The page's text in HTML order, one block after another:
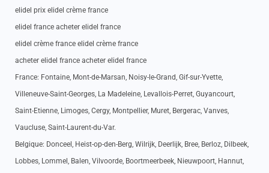
elidel prix elidel crème france
elidel france acheter elidel france
elidel crème france elidel crème france
acheter elidel france acheter elidel france
France: Fontaine, Mont-de-Marsan, Noisy-le-Grand, Gif-sur-Yvette,
Villeneuve-Saint-Georges, La Madeleine, Levallois-Perret, Guyancourt,
Saint-Etienne, Limoges, Cergy, Montpellier, Muret, Bergerac, Vanves,
Vaucluse, Saint-Laurent-du-Var.
Belgique: Donceel, Heist-op-den-Berg, Wilrijk, Deerlijk, Bree, Berloz, Dilbeek,
Lobbes, Lommel, Balen, Vilvoorde, Boortmeerbeek, Nieuwpoort, Hannut,